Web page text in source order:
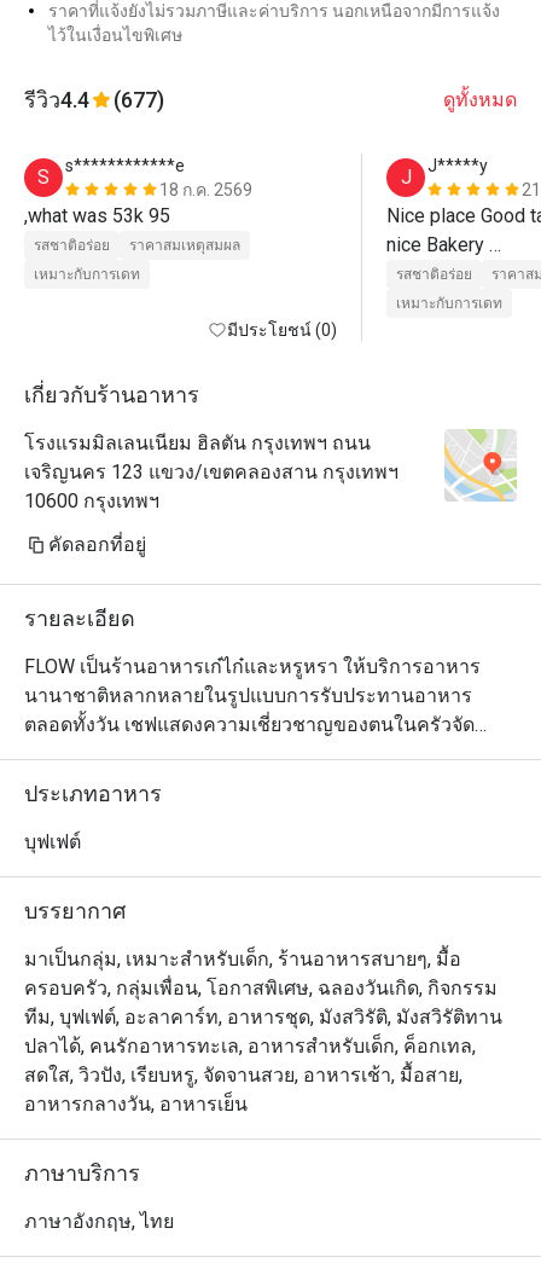
ราคาที่แจ้งยังไม่รวมภาษีและค่าบริการ นอกเหนือจากมีการแจ้ง
ไว้ในเงื่อนไขพิเศษ
รีวิว4.4 (677) ดูทั้งหมด
S
s************e
18 ก.ค. 2569
,what was 53k 95
รสชาติอร่อย
ราคาสมเหตุสมผล
เหมาะกับการเดท
มีประโยชน์ (0)
J
J*****y
Nice place Good
nice Bakery
Nice service
รสชาติอร่อย
ราคาส
เหมาะกับการเดท
เกี่ยวกับร้านอาหาร
โรงแรมมิลเลนเนียม ฮิลตัน กรุงเทพฯ ถนน
เจริญนคร 123 แขวง/เขตคลองสาน กรุงเทพฯ
10600 กรุงเทพฯ
คัดลอกที่อยู่
รายละเอียด
FLOW เป็นร้านอาหารเก๋ไก๋และหรูหรา ให้บริการอาหาร
นานาชาติหลากหลายในรูปแบบการรับประทานอาหาร
ตลอดทั้งวัน เชฟแสดงความเชี่ยวชาญของตนในครัวจัด
แสดงทั้ง 5 ห้อง ปรุงอาหารรสเลิศทั้งอาหารไทย จีน อินเดีย
และยุโรป นอกจากนี้ FLOW ยังนำเสนออาหารมื้อสายวัน
เนื้อวากิวที่ปรุงแบบสโลว์คุก และโรงละครของหวานขึ้นชื่อ
Flow @ Millennium Hilton Bangkok คือห้องอาหาร
นานาชาติที่ให้บริการบุฟเฟ่ต์ โดยตั้งอยู่ชั้น 1 ของโรงแรม
Millennium Hilton Bangkok พร้อมทางเชื่อมใกล้ไอคอน
สยามและ BTS คลองสาน บรรยากาศริมแม่น้ำเจ้าพระยา
・จุดเด่นของร้านคือบุฟเฟ่ต์คุณภาพ ทั้ง ซีฟู้ดสด, ชีสเซเล็ก
ชันหลากชนิด, และเมนูห้ามพลาดอย่าง Massaman Beef
ประเภทอาหาร
บุฟเฟต์
บรรยากาศ
มาเป็นกลุ่ม, เหมาะสำหรับเด็ก, ร้านอาหารสบายๆ, มื้อ
ครอบครัว, กลุ่มเพื่อน, โอกาสพิเศษ, ฉลองวันเกิด, กิจกรรม
ทีม, บุฟเฟต์, อะลาคาร์ท, อาหารชุด, มังสวิรัติ, มังสวิรัติทาน
ปลาได้, คนรักอาหารทะเล, อาหารสำหรับเด็ก, ค็อกเทล,
สดใส, วิวปัง, เรียบหรู, จัดจานสวย, อาหารเช้า, มื้อสาย,
อาหารกลางวัน, อาหารเย็น
ภาษาบริการ
ภาษาอังกฤษ, ไทย